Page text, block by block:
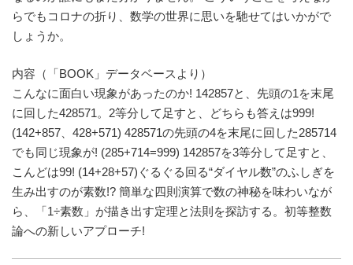
らでもコロナの折り、数学の世界に思いを馳せてはいかがで
しょうか。
内容（「BOOK」データベースより）
こんなに面白い現象があったのか! 142857と、先頭の1を末尾
に回した428571。2等分して足すと、どちらも答えは999!
(142+857、428+571) 428571の先頭の4を末尾に回した285714
でも同じ現象が! (285+714=999) 142857を3等分して足すと、
こんどは99! (14+28+57)ぐるぐる回る“ダイヤル数”のふしぎを
生み出すのが素数!? 簡単な四則演算で数の神秘を味わいなが
ら、「1÷素数」が描き出す定理と法則を探訪する。初等整数
論への新しいアプローチ!